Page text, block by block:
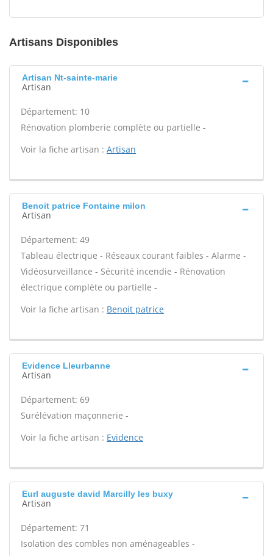
Artisans Disponibles
Artisan Nt-sainte-marie
Artisan
Département: 10
Rénovation plomberie complète ou partielle -
Voir la fiche artisan : Artisan
Benoit patrice Fontaine milon
Artisan
Département: 49
Tableau électrique - Réseaux courant faibles - Alarme -
Vidéosurveillance - Sécurité incendie - Rénovation
électrique complète ou partielle -
Voir la fiche artisan : Benoit patrice
Evidence Lleurbanne
Artisan
Département: 69
Surélévation maçonnerie -
Voir la fiche artisan : Evidence
Eurl auguste david Marcilly les buxy
Artisan
Département: 71
Isolation des combles non aménageables -